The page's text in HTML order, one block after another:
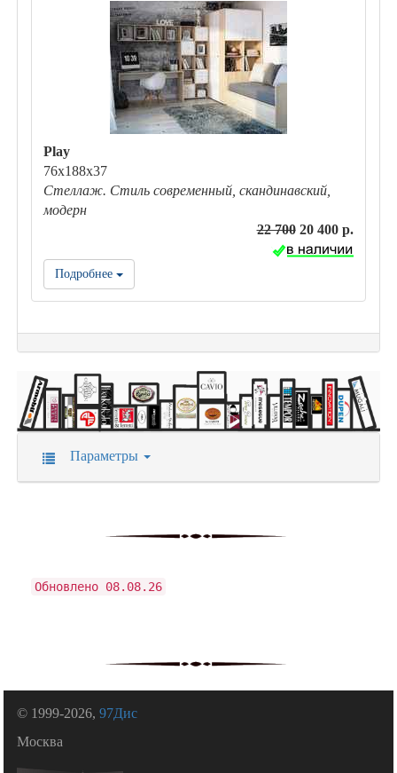
Play
76х188х37
Стеллаж. Стиль современный, скандинавский,
модерн
22 70020 400 р.
Подробнее
Параметры
Обновлено 08.08.26
© 1999-2026,97Дис
Москва